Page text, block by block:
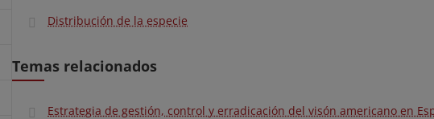
Distribución de la especie
Temas relacionados
Estrategia de gestión, control y erradicación del visón americano en